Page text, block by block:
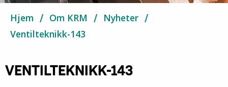
Hjem Om KRM
Nyheter
Ventilteknikk-143
VENTILTEKNIKK-143